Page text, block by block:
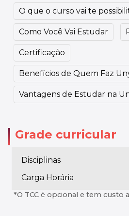
O que o curso vai te
Como Você Vai Estudar
Certificação
Benefícios de Quem Faz
Vantagens de Estudar na
Grade curricular
Disciplinas
Carga Horária
*O TCC é opcional e tem custo